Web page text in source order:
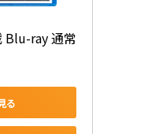
Blu-ray 通常
る